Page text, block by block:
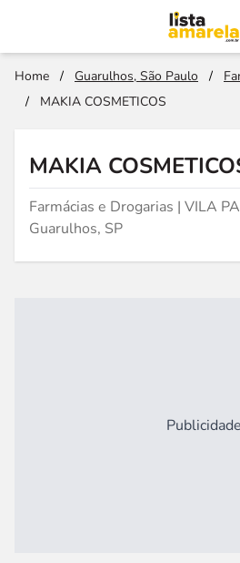
Home / Guarulhos, São Paulo /
/
MAKIA COSMETICOS
MAKIA
Farmácias e Drogarias | VILA
Guarulhos, SP
Publicidade